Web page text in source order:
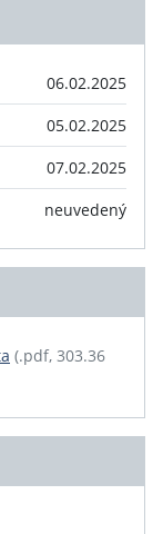
06.02.2025
05.02.2025
07.02.2025
neuvedený
(.pdf, 303.36